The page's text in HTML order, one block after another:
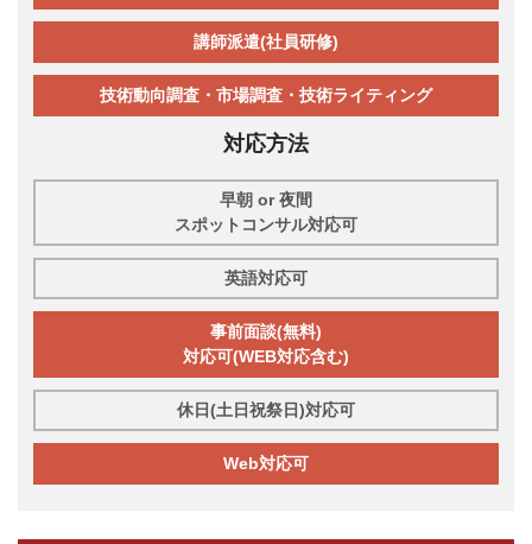
講師派遣(社員研修)
技術動向調査・市場調査・技術ライティング
対応方法
早朝 or 夜間
スポットコンサル対応可
英語対応可
事前面談(無料)
対応可(WEB対応含む)
休日(土日祝祭日)対応可
Web対応可